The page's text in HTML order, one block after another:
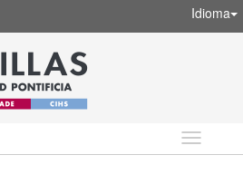
Idioma
Idioma